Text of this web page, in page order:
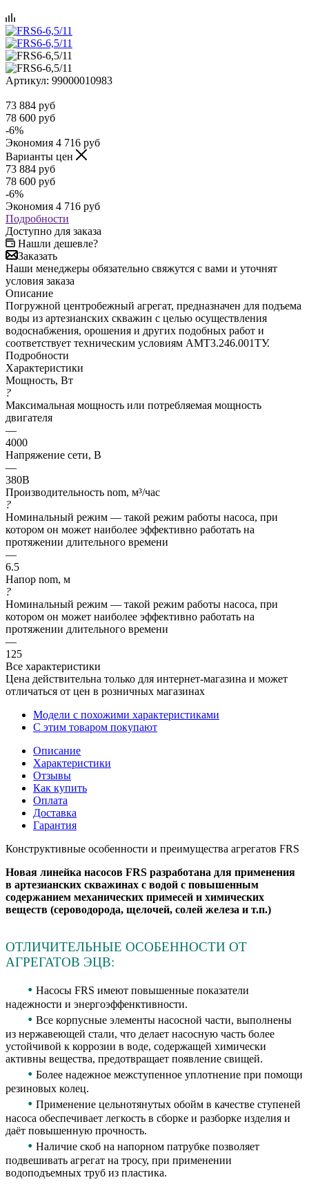
Артикул: 99000010983
73 884 руб
78 600 руб
-6%
Экономия 4 716 руб
Варианты цен
73 884 руб
78 600 руб
-6%
Экономия 4 716 руб
Подробности
Доступно для заказа
Нашли дешевле?
Заказать
Наши менеджеры обязательно свяжутся с вами и уточнят
условия заказа
Описание
Погружной центробежный агрегат, предназначен для подъема
воды из артезианских скважин с целью осуществления
водоснабжения, орошения и других подобных работ и
соответствует техническим условиям АМТ3.246.001ТУ.
Подробности
Характеристики
Мощность, Вт
?
Максимальная мощность или потребляемая мощность
двигателя
—
4000
Напряжение сети, В
—
380В
Производительность nom, м³/час
?
Номинальный режим — такой режим работы насоса, при
котором он может наиболее эффективно работать на
протяжении длительного времени
—
6.5
Напор nom, м
?
Номинальный режим — такой режим работы насоса, при
котором он может наиболее эффективно работать на
протяжении длительного времени
—
125
Все характеристики
Цена действительна только для интернет-магазина и может
отличаться от цен в розничных магазинах
Модели с похожими характеристиками
С этим товаром покупают
Описание
Характеристики
Отзывы
Как купить
Оплата
Доставка
Гарантия
Конструктивные особенности и преимущества агрегатов FRS
Новая линейка насосов FRS разработана для применения
в артезианских скважинах с водой с повышенным
содержанием механических примесей и химических
веществ (сероводорода, щелочей, солей железа и т.п.)
ОТЛИЧИТЕЛЬНЫЕ ОСОБЕННОСТИ ОТ
АГРЕГАТОВ ЭЦВ:
• Насосы FRS имеют повышенные показатели
надежности и энергоэффенктивности.
• Все корпусные элементы насосной части, выполнены
из нержавеющей стали, что делает насосную часть более
устойчивой к коррозии в воде, содержащей химически
активны вещества, предотвращает появление свищей.
• Более надежное межступенное уплотнение при помощи
резиновых колец.
• Применение цельнотянутых обойм в качестве ступеней
насоса обеспечивает легкость в сборке и разборке изделия и
даёт повышенную прочность.
• Наличие скоб на напорном патрубке позволяет
подвешивать агрегат на тросу, при применении
водоподъемных труб из пластика.